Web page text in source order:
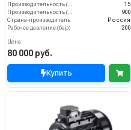
15
900
Страна-производитель
Россия
Рабочее давление (бар)
200
Цена
80 000 руб.
Купить